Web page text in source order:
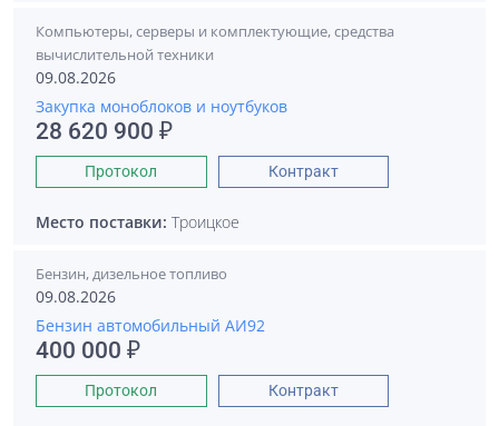
Компьютеры, серверы и комплектующие, средства
вычислительной техники
09.08.2026
Закупка моноблоков и ноутбуков
28 620 900 ₽
Протокол Контракт
Место поставки: Троицкое
Бензин, дизельное топливо
09.08.2026
Бензин автомобильный АИ92
400 000 ₽
Протокол Контракт